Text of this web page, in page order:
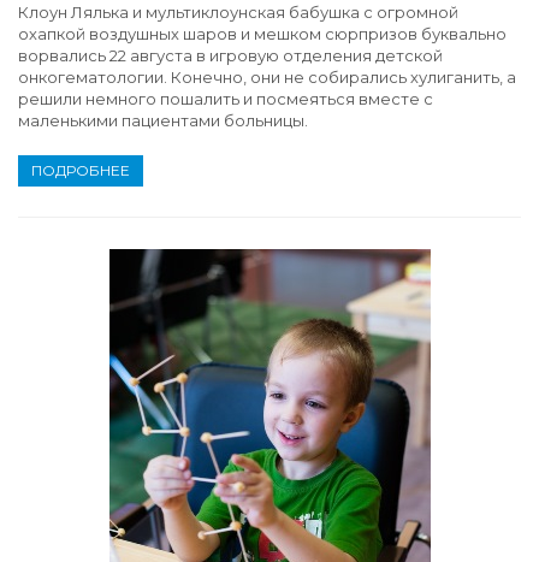
Клоун Лялька и мультиклоунская бабушка с огромной
охапкой воздушных шаров и мешком сюрпризов буквально
ворвались 22 августа в игровую отделения детской
онкогематологии. Конечно, они не собирались хулиганить, а
решили немного пошалить и посмеяться вместе с
маленькими пациентами больницы.
ПОДРОБНЕЕ